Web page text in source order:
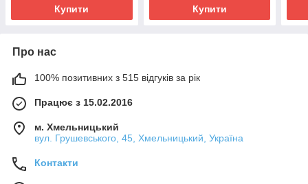
Купити Купити
Про нас
100% позитивних з 515 відгуків за рік
Працює з 15.02.2016
м. Хмельницький
вул. Грушевського, 45, Хмельницький, Україна
Контакти